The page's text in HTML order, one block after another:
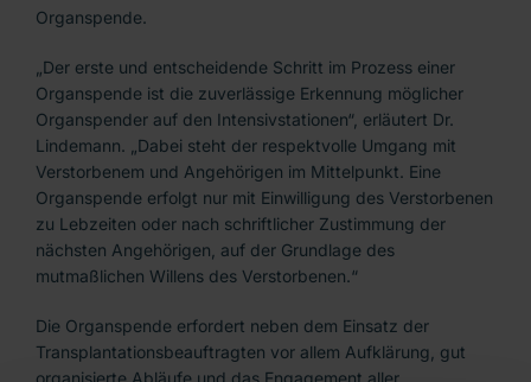
Organspende.
„Der erste und entscheidende Schritt im Prozess einer
Organspende ist die zuverlässige Erkennung möglicher
Organspender auf den Intensivstationen“, erläutert Dr.
Lindemann. „Dabei steht der respektvolle Umgang mit
Verstorbenem und Angehörigen im Mittelpunkt. Eine
Organspende erfolgt nur mit Einwilligung des Verstorbenen
zu Lebzeiten oder nach schriftlicher Zustimmung der
nächsten Angehörigen, auf der Grundlage des
mutmaßlichen Willens des Verstorbenen.“
Die Organspende erfordert neben dem Einsatz der
Transplantationsbeauftragten vor allem Aufklärung, gut
organisierte Abläufe und das Engagement aller